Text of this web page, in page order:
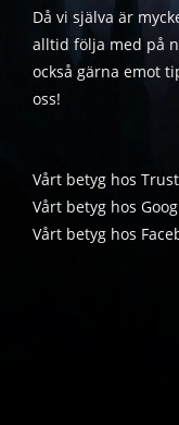
Då vi själva är
alltid följa med på
också gärna emot
oss!
Vårt betyg hos
Vårt betyg hos
Vårt betyg hos